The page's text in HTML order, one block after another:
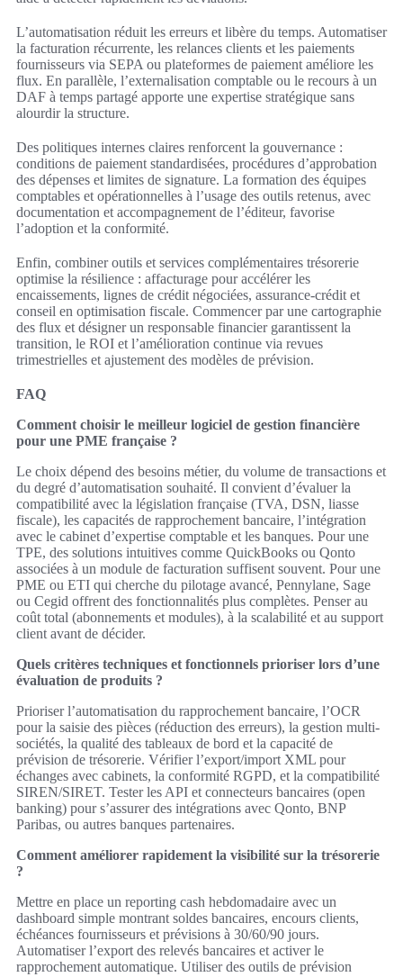
L’automatisation réduit les erreurs et libère du temps. Automatiser
la facturation récurrente, les relances clients et les paiements
fournisseurs via SEPA ou plateformes de paiement améliore les
flux. En parallèle, l’externalisation comptable ou le recours à un
DAF à temps partagé apporte une expertise stratégique sans
alourdir la structure.
Des politiques internes claires renforcent la gouvernance :
conditions de paiement standardisées, procédures d’approbation
des dépenses et limites de signature. La formation des équipes
comptables et opérationnelles à l’usage des outils retenus, avec
documentation et accompagnement de l’éditeur, favorise
l’adoption et la conformité.
Enfin, combiner outils et services complémentaires trésorerie
optimise la résilience : affacturage pour accélérer les
encaissements, lignes de crédit négociées, assurance-crédit et
conseil en optimisation fiscale. Commencer par une cartographie
des flux et désigner un responsable financier garantissent la
transition, le ROI et l’amélioration continue via revues
trimestrielles et ajustement des modèles de prévision.
FAQ
Comment choisir le meilleur logiciel de gestion financière
pour une PME française ?
Le choix dépend des besoins métier, du volume de transactions et
du degré d’automatisation souhaité. Il convient d’évaluer la
compatibilité avec la législation française (TVA, DSN, liasse
fiscale), les capacités de rapprochement bancaire, l’intégration
avec le cabinet d’expertise comptable et les banques. Pour une
TPE, des solutions intuitives comme QuickBooks ou Qonto
associées à un module de facturation suffisent souvent. Pour une
PME ou ETI qui cherche du pilotage avancé, Pennylane, Sage
ou Cegid offrent des fonctionnalités plus complètes. Penser au
coût total (abonnements et modules), à la scalabilité et au support
client avant de décider.
Quels critères techniques et fonctionnels prioriser lors d’une
évaluation de produits ?
Prioriser l’automatisation du rapprochement bancaire, l’OCR
pour la saisie des pièces (réduction des erreurs), la gestion multi-
sociétés, la qualité des tableaux de bord et la capacité de
prévision de trésorerie. Vérifier l’export/import XML pour
échanges avec cabinets, la conformité RGPD, et la compatibilité
SIREN/SIRET. Tester les API et connecteurs bancaires (open
banking) pour s’assurer des intégrations avec Qonto, BNP
Paribas, ou autres banques partenaires.
Comment améliorer rapidement la visibilité sur la trésorerie
?
Mettre en place un reporting cash hebdomadaire avec un
dashboard simple montrant soldes bancaires, encours clients,
échéances fournisseurs et prévisions à 30/60/90 jours.
Automatiser l’export des relevés bancaires et activer le
rapprochement automatique. Utiliser des outils de prévision